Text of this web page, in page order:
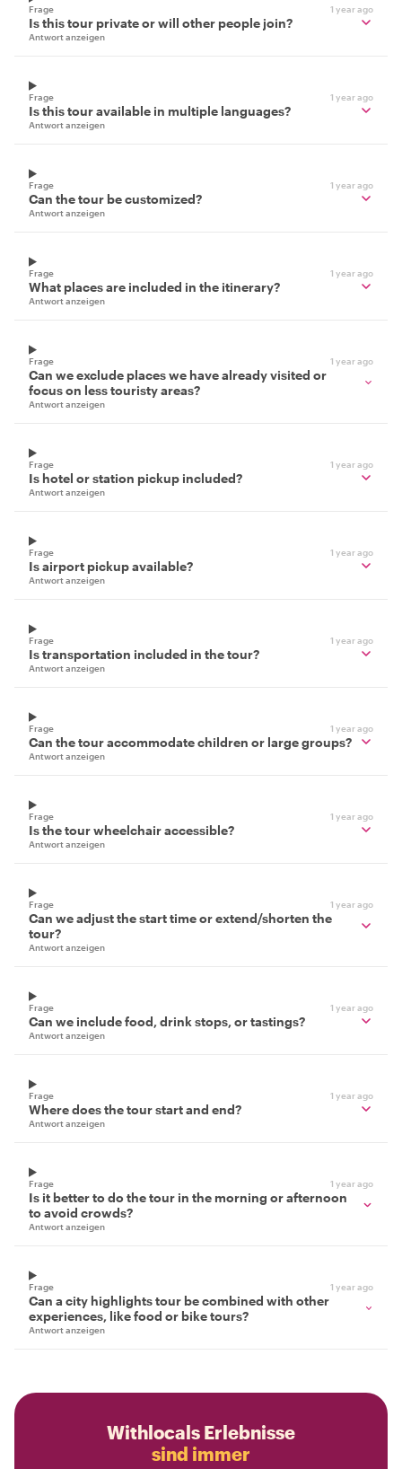
Frage 1 year ago
Is this tour private or will other people join?
Antwort anzeigen
Frage 1 year ago
Is this tour available in multiple languages?
Antwort anzeigen
Frage 1 year ago
Can the tour be customized?
Antwort anzeigen
Frage 1 year ago
What places are included in the itinerary?
Antwort anzeigen
Frage 1 year ago
Can we exclude places we have already visited or
focus on less touristy areas?
Antwort anzeigen
Frage 1 year ago
Is hotel or station pickup included?
Antwort anzeigen
Frage 1 year ago
Is airport pickup available?
Antwort anzeigen
Frage 1 year ago
Is transportation included in the tour?
Antwort anzeigen
Frage 1 year ago
Can the tour accommodate children or large groups?
Antwort anzeigen
Frage 1 year ago
Is the tour wheelchair accessible?
Antwort anzeigen
Frage 1 year ago
Can we adjust the start time or extend/shorten the
tour?
Antwort anzeigen
Frage 1 year ago
Can we include food, drink stops, or tastings?
Antwort anzeigen
Frage 1 year ago
Where does the tour start and end?
Antwort anzeigen
Frage 1 year ago
Is it better to do the tour in the morning or afternoon
to avoid crowds?
Antwort anzeigen
Frage 1 year ago
Can a city highlights tour be combined with other
experiences, like food or bike tours?
Antwort anzeigen
Withlocals Erlebnisse
sind immer